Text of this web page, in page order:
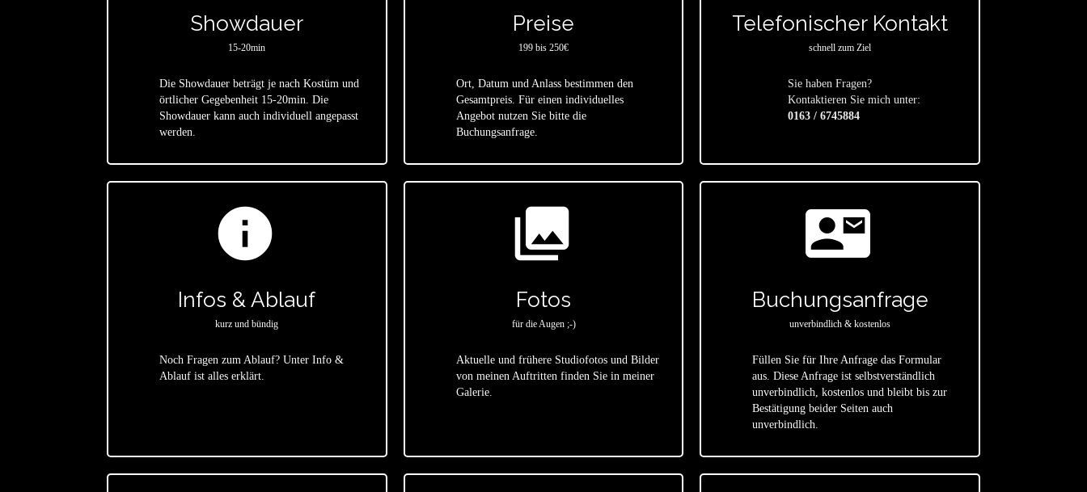
Showdauer
15-20min
Die Showdauer beträgt je nach Kostüm und
örtlicher Gegebenheit 15-20min. Die
Showdauer kann auch individuell angepasst
werden.
Preise
199 bis 250€
Ort, Datum und Anlass bestimmen den
Gesamtpreis. Für einen individuelles
Angebot nutzen Sie bitte die
Buchungsanfrage.
Telefonischer Kontakt
schnell zum Ziel
Sie haben Fragen?
Kontaktieren Sie mich unter:
0163 / 6745884
info
Infos & Ablauf
kurz und bündig
Noch Fragen zum Ablauf? Unter Info &
Ablauf ist alles erklärt.
photo_library
Fotos
für die Augen ;-)
Aktuelle und frühere Studiofotos und Bilder
von meinen Auftritten finden Sie in meiner
Galerie.
contact_mail
Buchungsanfrage
unverbindlich & kostenlos
Füllen Sie für Ihre Anfrage das Formular
aus. Diese Anfrage ist selbstverständlich
unverbindlich, kostenlos und bleibt bis zur
Bestätigung beider Seiten auch
unverbindlich.